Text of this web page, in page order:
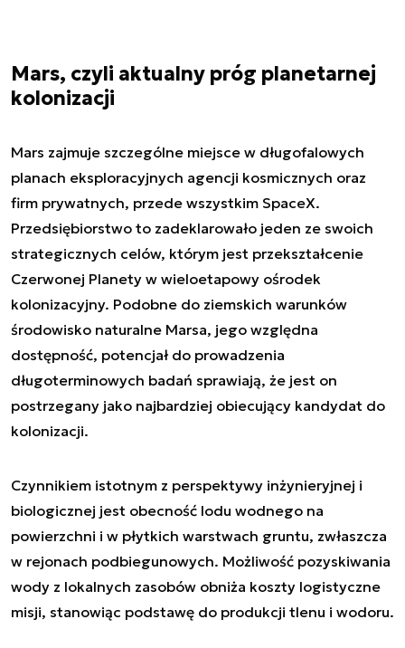
Mars, czyli aktualny próg planetarnej
kolonizacji
Mars zajmuje szczególne miejsce w długofalowych
planach eksploracyjnych agencji kosmicznych oraz
firm prywatnych, przede wszystkim SpaceX.
Przedsiębiorstwo to zadeklarowało jeden ze swoich
strategicznych celów, którym jest przekształcenie
Czerwonej Planety w wieloetapowy ośrodek
kolonizacyjny. Podobne do ziemskich warunków
środowisko naturalne Marsa, jego względna
dostępność, potencjał do prowadzenia
długoterminowych badań sprawiają, że jest on
postrzegany jako najbardziej obiecujący kandydat do
kolonizacji.
Czynnikiem istotnym z perspektywy inżynieryjnej i
biologicznej jest obecność lodu wodnego na
powierzchni i w płytkich warstwach gruntu, zwłaszcza
w rejonach podbiegunowych. Możliwość pozyskiwania
wody z lokalnych zasobów obniża koszty logistyczne
misji, stanowiąc podstawę do produkcji tlenu i wodoru.